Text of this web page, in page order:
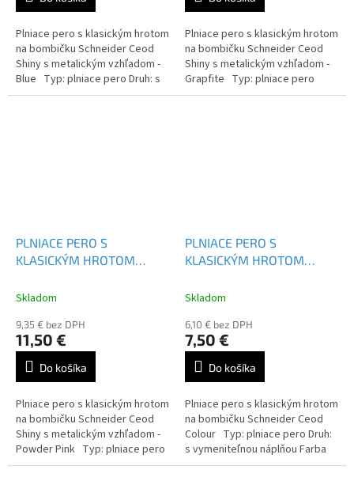
Plniace pero s klasickým hrotom
na bombičku Schneider Ceod
Shiny s metalickým vzhľadom -
Blue Typ: plniace pero Druh: s
vymeniteľnou náplňou Farba
Plniace pero s klasickým hrotom
na bombičku Schneider Ceod
Shiny s metalickým vzhľadom -
Grapfite Typ: plniace pero
Druh: s vymeniteľnou náplňou
PLNIACE PERO S
KLASICKÝM HROTOM
168609
Skladom
9,35 € bez DPH
11,50 €
Do košíka
Plniace pero s klasickým hrotom
na bombičku Schneider Ceod
Shiny s metalickým vzhľadom -
Powder Pink Typ: plniace pero
Druh: s vymeniteľnou náplňou
PLNIACE PERO S
KLASICKÝM HROTOM
- 168704
Skladom
6,10 € bez DPH
7,50 €
Do košíka
Plniace pero s klasickým hrotom
na bombičku Schneider Ceod
Colour Typ: plniace pero Druh:
s vymeniteľnou náplňou Farba
náplne: modrá